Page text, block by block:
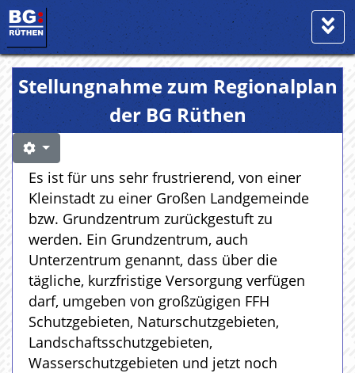
Stellungnahme zum Regionalplan
der BG Rüthen
Es ist für uns sehr frustrierend, von einer
Kleinstadt zu einer Großen Landgemeinde
bzw. Grundzentrum zurückgestuft zu
werden. Ein Grundzentrum, auch
Unterzentrum genannt, dass über die
tägliche, kurzfristige Versorgung verfügen
darf, umgeben von großzügigen FFH
Schutzgebieten, Naturschutzgebieten,
Landschaftsschutzgebieten,
Wasserschutzgebieten und jetzt noch